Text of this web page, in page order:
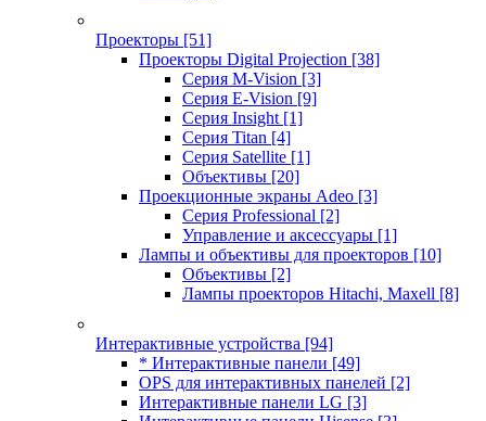
Проекторы [51]
Проекторы Digital Projection [38]
Серия M-Vision [3]
Серия E-Vision [9]
Серия Insight [1]
Серия Titan [4]
Серия Satellite [1]
Объективы [20]
Проекционные экраны Adeo [3]
Серия Professional [2]
Управление и аксессуары [1]
Лампы и объективы для проекторов [10]
Объективы [2]
Лампы проекторов Hitachi, Maxell [8]
Интерактивные устройства [94]
* Интерактивные панели [49]
OPS для интерактивных панелей [2]
Интерактивные панели LG [3]